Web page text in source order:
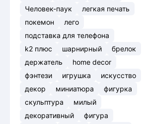
Человек-паук
легкая печать
покемон
лего
подставка для телефона
k2 плюс
шарнирный
брелок
держатель
home decor
фэнтези
игрушка
искусство
декор
миниатюра
фигурка
скульптура
милый
декоративный
фигура